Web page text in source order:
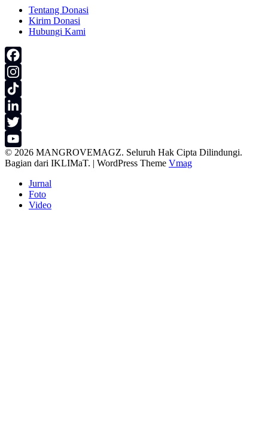
Tentang Donasi
Kirim Donasi
Hubungi Kami
Facebook
Instagram
TikTok
LinkedIn
Twitter
YouTube
© 2026 MANGROVEMAGZ. Seluruh Hak Cipta Dilindungi.
Bagian dari IKLIMaT. | WordPress Theme Vmag
Jurnal
Foto
Video